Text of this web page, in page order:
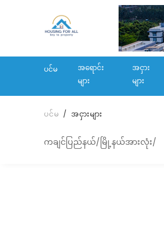
ပင်မ
အရောင်း
များ
အငှား
များ
ပင်မ အငှားများ
ကချင်ပြည်နယ်/မြို့နယ်အားလုံး/